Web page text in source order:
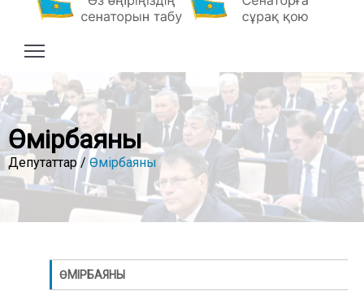
Өмірбаяны
Депутаттар /Өмірбаяны
ӨМІРБАЯНЫ